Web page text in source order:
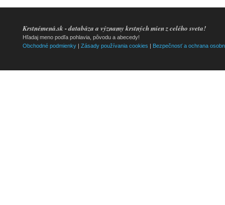
Krstnémená.sk - databáza a významy krstných mien z celého sveta!
Hľadaj meno podľa pohlavia, pôvodu a abecedy!
Obchodné podmienky | Zásady používania cookies | Bezpečnosť a ochrana